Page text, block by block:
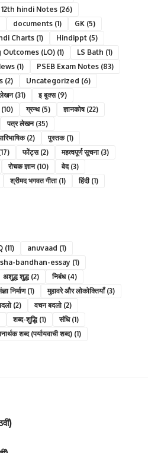
12th hindi Notes (26)
documents (1) GK (5)
Charts (1) Hindippt (5)
Outcomes (LO) (1) LS Bath (1)
(1) PSEB Exam Notes (83)
(2) Uncategorized (6)
(31) इ बुक्स(9)
(10) ग्रन्थ(5) ज्ञानकोष(22)
पत्र लेखन(35)
(2) पुस्तक(1)
फोंट्स(2) महत्वपूर्ण सूचना(3)
रोचक ज्ञान(10) वेद(3)
श्रीमद भगवत गीता(1) हिंदी(1)
(11) anuvaad (1)
bandhan-essay (1)
अशुद्ध शुद्ध(2) निबंध(4)
निर्माण(1) मुहावरे और लोकोक्तियाँ(3)
(2) वचन बदलो(2)
शब्द-शुद्धि(1) संधि(1)
शब्द (पर्यायवाची शब्द) (1)